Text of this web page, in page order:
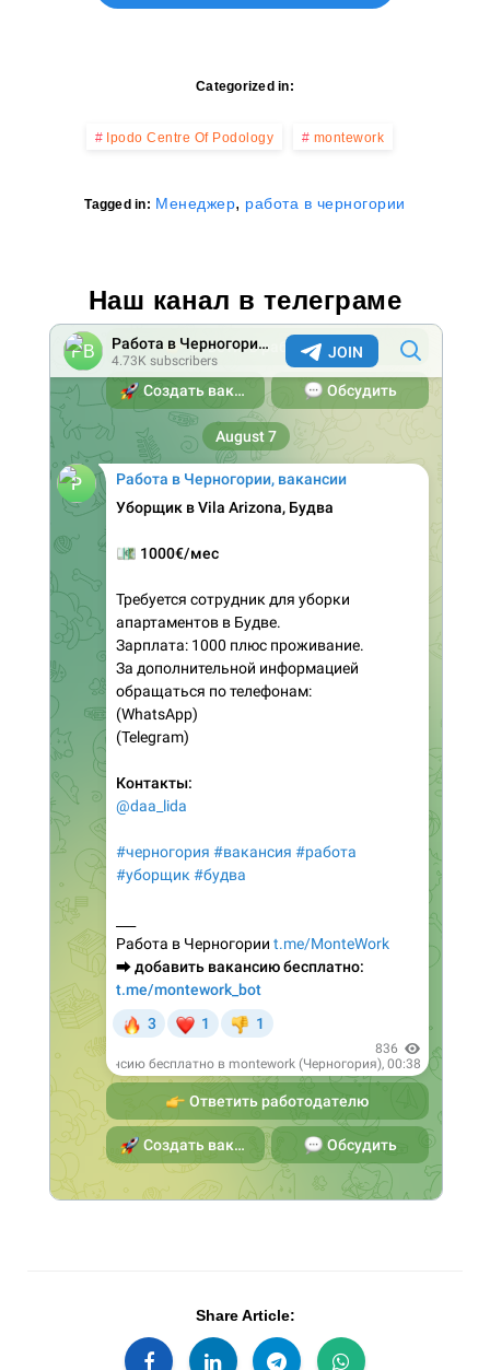
Categorized in:
Ipodo Centre Of Podology montework
Tagged in: Менеджер, работа в черногории
Наш канал в телеграме
Share Article: